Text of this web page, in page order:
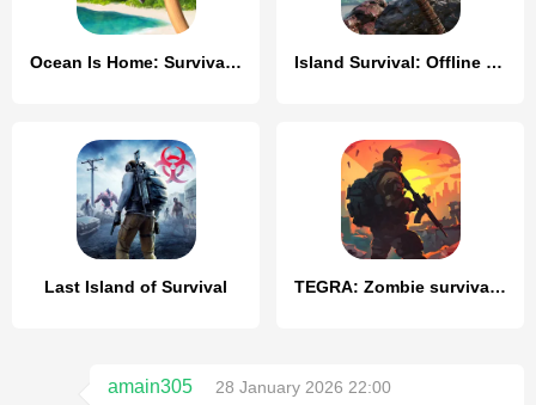
Ocean Is Home: Survival Island Island Survival: Offline Games
Last Island of Survival TEGRA: Zombie survival island
amain305
28 January 2026 22:00